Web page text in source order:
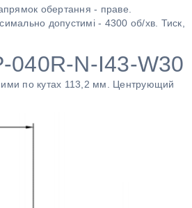
обертання - праве.
допустимі - 4300 об/хв. Тиск,
040R-N-I43-W30
по кутах 113,2 мм. Центрующий